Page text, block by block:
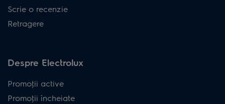
Scrie o recenzie
Retragere
Despre Electrolux
Promoţii active
Promoţii încheiate